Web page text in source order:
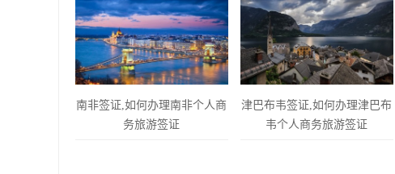
南非签证,如何办理南非个人商
务旅游签证
津巴布韦签证,如何办理津巴布
韦个人商务旅游签证